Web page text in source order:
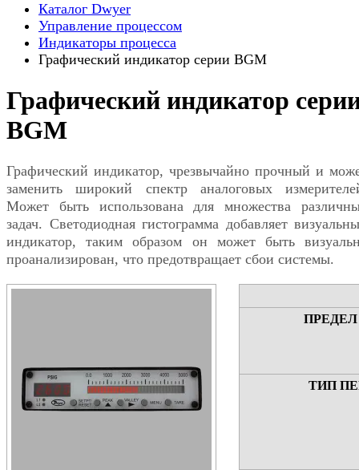
Каталог Dwyer
Управление процессом
Индикаторы процесса
Графический индикатор серии BGM
Графический индикатор
BGM
Графический индикатор, чрезвычайно прочный и
заменить широкий спектр аналоговых
Может быть использована для множества
задач. Светодиодная гистограмма добавляет
индикатор, таким образом он может быть
проанализирован, что предотвращает сбои системы.
ТИП